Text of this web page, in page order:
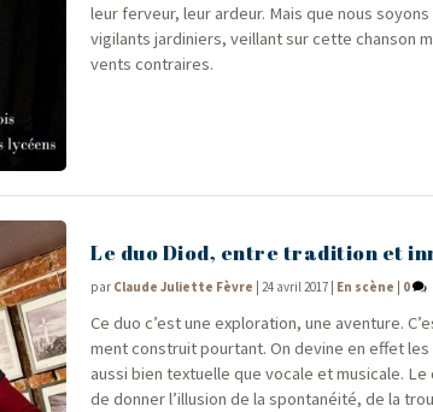
leur fer­veur, leur ardeur. Mais que nous
vigi­lants jar­di­niers, veillant sur cette chan­son
vents contraires.
Le duo Diod, entre tradition et
par Claude Juliette Fèvre |24 avril 2017 En scène 0
Ce duo c’est une explo­ra­tion, une aven­ture.
ment construit pour­tant. On devine en effet
aus­si bien tex­tuelle que vocale et musi­cale.
de don­ner l’illusion de la spon­ta­néi­té, de la